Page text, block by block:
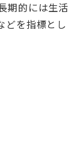
期的には生活
どを指標とし